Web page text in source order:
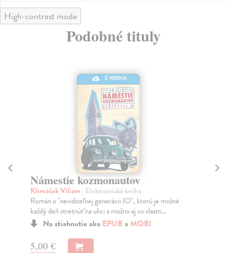
High-contrast mode
Podobné tituly
E-KNIHA
Námestie kozmonautov
Klimáček Viliam | Elektronická kniha
Román o "neviditeľnej generácii IO", ktorú je možné
každý deň stretnúť na ulici a možno aj vo vlastn...
Na stiahnutie ako EPUB a MOBI
5,00 €